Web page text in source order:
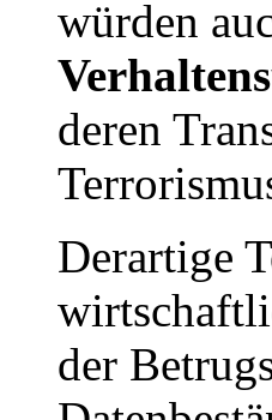
würden
deren
Derartige
der